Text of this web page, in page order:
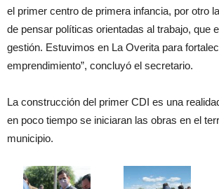
el primer centro de primera infancia, por otro
de pensar políticas orientadas al trabajo, que
gestión. Estuvimos en La Overita para
emprendimiento”, concluyó el secretario.
La construcción del primer CDI es una
en poco tiempo se iniciaran las obras en el
municipio.